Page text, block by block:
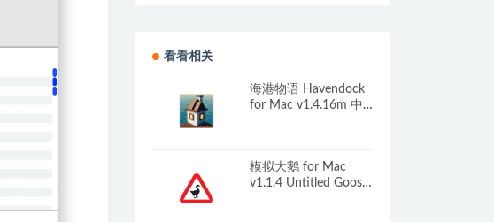
看看相关
海港物语 Havendock
for Mac v1.4.16m 中
模拟大鹅 for Mac
v1.1.4 Untitled Goose